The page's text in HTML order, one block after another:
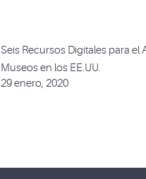
Seis Recursos Digitales para el
Museos en los EE.UU.
29 enero, 2020